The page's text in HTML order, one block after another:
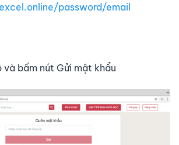
password/email
bấm nút Gửi mật khẩu